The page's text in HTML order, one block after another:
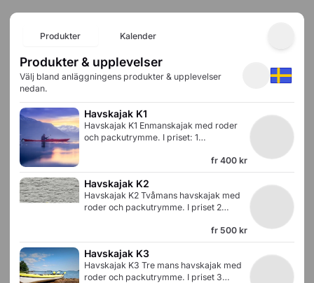
Produkter Kalender
Produkter & upplevelser
Välj bland anläggningens produkter & upplevelser
nedan.
Havskajak K1
Havskajak K1 Enmanskajak med roder
och packutrymme. I priset: 1
fr400 kr
Havskajak K2
Havskajak K2 Tvåmans havskajak med
roder och packutrymme. I priset 2
fr500 kr
Havskajak K3
Havskajak K3 Tre mans havskajak med
roder och packutrymme. I priset 3